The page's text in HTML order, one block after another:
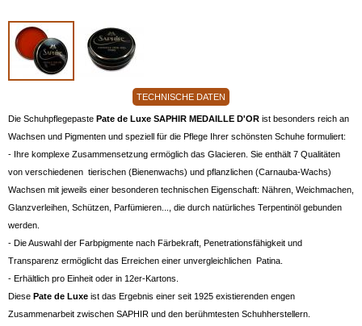
TECHNISCHE DATEN
Die Schuhpflegepaste Pate de Luxe SAPHIR MEDAILLE D'OR ist besonders reich an
Wachsen und Pigmenten und speziell für die Pflege Ihrer schönsten Schuhe formuliert:
- Ihre komplexe Zusammensetzung ermöglich das Glacieren. Sie enthält 7 Qualitäten
von verschiedenen tierischen (Bienenwachs) und pflanzlichen (Carnauba-Wachs)
Wachsen mit jeweils einer besonderen technischen Eigenschaft: Nähren, Weichmachen,
Glanzverleihen, Schützen, Parfümieren..., die durch natürliches Terpentinöl gebunden
werden.
- Die Auswahl der Farbpigmente nach Färbekraft, Penetrationsfähigkeit und
Transparenz ermöglicht das Erreichen einer unvergleichlichen Patina.
- Erhältlich pro Einheit oder in 12er-Kartons.
Diese Pate de Luxe ist das Ergebnis einer seit 1925 existierenden engen
Zusammenarbeit zwischen SAPHIR und den berühmtesten Schuhherstellern.